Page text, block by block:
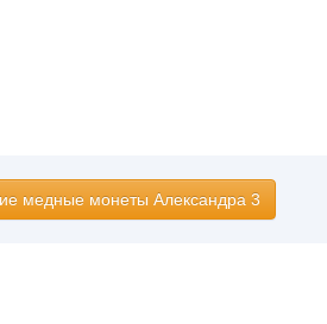
медные монеты Александра 3